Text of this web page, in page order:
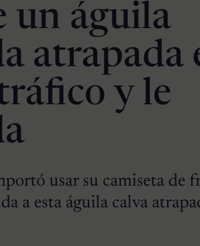
un águila
atrapada
y le
usar su camiseta de
a esta águila calva